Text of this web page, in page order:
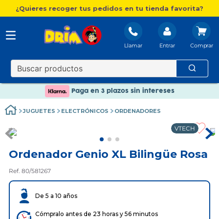
¿Quieres recoger tus pedidos en tu tienda favorita?
Llamar Entrar
Nuevo catálogo Aire Libre
Envío gratis. A partir de 60€(excepto Baleares)
Paga en 3 plazos sin intereses
JUGUETES ELECTRÓNICOS ORDENADORES
VTECH
Ordenador Genio XL Bilingüe Rosa
Ref. 80/581267
De 5 a 10 años
Cómpralo antes de 23 horas y 56 minutos